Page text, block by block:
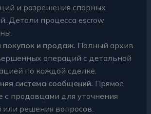
и разрешения спорных
Детали процесса escrow
покупок и продаж. Полный архив
операций с детальной
по каждой сделке.
система сообщений. Прямое
с продавцами для уточнения
или решения вопросов.